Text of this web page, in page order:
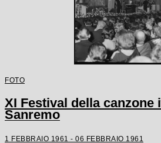
FOTO
XI Festival della canzone
Sanremo
1 FEBBRAIO 1961 - 06 FEBBRAIO 1961